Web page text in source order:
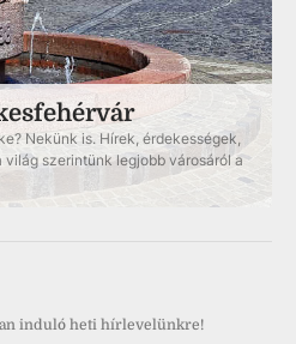
Nekünk is. Hírek, érdekességek,
szerintünk legjobb városáról a
induló heti hírlevelünkre!